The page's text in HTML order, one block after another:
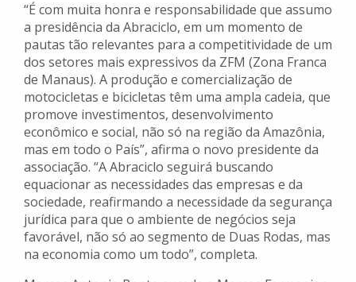
“É com muita honra e responsabilidade que assumo
a presidência da Abraciclo, em um momento de
pautas tão relevantes para a competitividade de um
dos setores mais expressivos da ZFM (Zona Franca
de Manaus). A produção e comercialização de
motocicletas e bicicletas têm uma ampla cadeia, que
promove investimentos, desenvolvimento
econômico e social, não só na região da Amazônia,
mas em todo o País”, afirma o novo presidente da
associação. “A Abraciclo seguirá buscando
equacionar as necessidades das empresas e da
sociedade, reafirmando a necessidade da segurança
jurídica para que o ambiente de negócios seja
favorável, não só ao segmento de Duas Rodas, mas
na economia como um todo”, completa.